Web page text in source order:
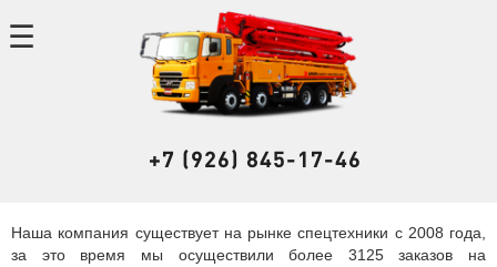
+7 (926) 845-17-46
Наша компания существует на рынке спецтехники с 2008 года,
за это время мы осуществили более 3125 заказов на